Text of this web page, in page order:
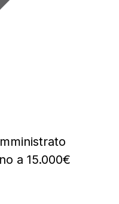
a 15.000€